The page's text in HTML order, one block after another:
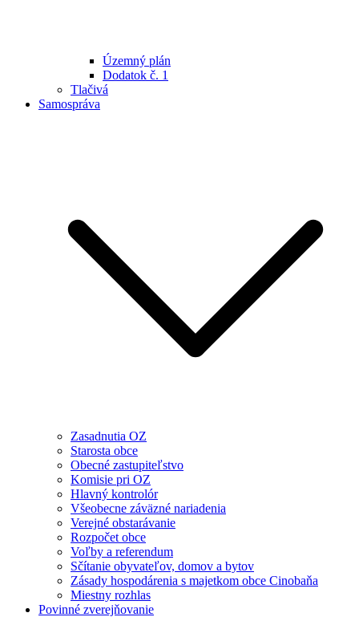
Územný plán
Dodatok č. 1
Tlačivá
Samospráva
Zasadnutia OZ
Starosta obce
Obecné zastupiteľstvo
Komisie pri OZ
Hlavný kontrolór
Všeobecne záväzné nariadenia
Verejné obstarávanie
Rozpočet obce
Voľby a referendum
Sčítanie obyvateľov, domov a bytov
Zásady hospodárenia s majetkom obce Cinobaňa
Miestny rozhlas
Povinné zverejňovanie